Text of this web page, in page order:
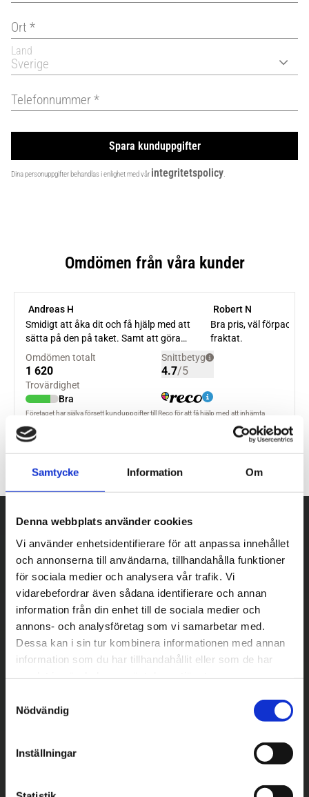
Samtycke Information Om
Denna webbplats använder cookies
Vi använder enhetsidentifierare för att anpassa innehållet
och annonserna till användarna, tillhandahålla funktioner
för sociala medier och analysera vår trafik. Vi
vidarebefordrar även sådana identifierare och annan
information från din enhet till de sociala medier och
annons- och analysföretag som vi samarbetar med.
Dessa kan i sin tur kombinera informationen med annan
information som du har tillhandahållit eller som de har
Nödvändig
Inställningar
Land
Spara kunduppgifter
Dina personuppgifter behandlas i enlighet med vår integritetspolicy.